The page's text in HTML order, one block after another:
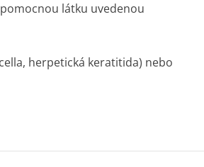
látku uvedenou
herpetická keratitida) nebo